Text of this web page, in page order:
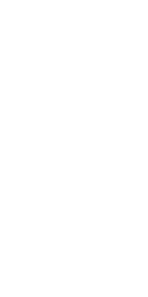
gilt
Publikum.
zum